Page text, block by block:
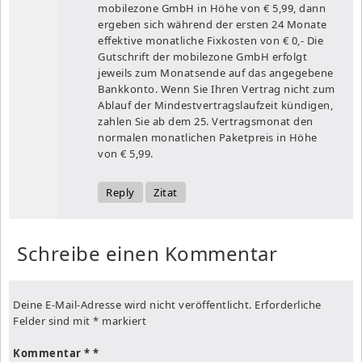
mobilezone GmbH in Höhe von € 5,99, dann
ergeben sich während der ersten 24 Monate
effektive monatliche Fixkosten von € 0,- Die
Gutschrift der mobilezone GmbH erfolgt
jeweils zum Monatsende auf das angegebene
Bankkonto. Wenn Sie Ihren Vertrag nicht zum
Ablauf der Mindestvertragslaufzeit kündigen,
zahlen Sie ab dem 25. Vertragsmonat den
normalen monatlichen Paketpreis in Höhe
von € 5,99.
Reply Zitat
Schreibe einen Kommentar
Deine E-Mail-Adresse wird nicht veröffentlicht. Erforderliche
Felder sind mit * markiert
Kommentar *